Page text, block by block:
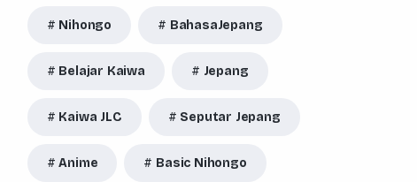
Nihongo BahasaJepang
Belajar Kaiwa Jepang
Kaiwa JLC Seputar Jepang
Anime Basic Nihongo